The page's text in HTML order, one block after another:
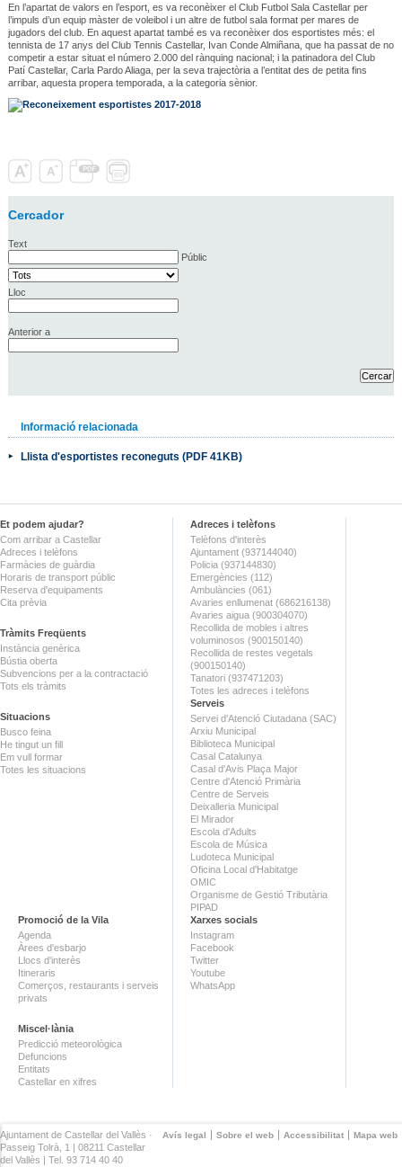
En l’apartat de valors en l’esport, es va reconèixer el Club Futbol Sala Castellar per
l’impuls d’un equip màster de voleibol i un altre de futbol sala format per mares de
jugadors del club. En aquest apartat també es va reconèixer dos esportistes més: el
tennista de 17 anys del Club Tennis Castellar, Ivan Conde Almiñana, que ha passat de no
competir a estar situat el número 2.000 del rànquing nacional; i la patinadora del Club
Patí Castellar, Carla Pardo Aliaga, per la seva trajectòria a l’entitat des de petita fins
arribar, aquesta propera temporada, a la categoria sènior.
Cercador
Text
Públic
Lloc
Anterior a
Informació relacionada
Llista d'esportistes reconeguts (PDF 41KB)
Et podem ajudar?
Com arribar a Castellar
Adreces i telèfons
Farmàcies de guàrdia
Horaris de transport públic
Reserva d'equipaments
Cita prèvia
Tràmits Freqüents
Instància genèrica
Bústia oberta
Subvencions per a la contractació
Tots els tràmits
Situacions
Busco feina
He tingut un fill
Em vull formar
Totes les situacions
Adreces i telèfons
Telèfons d'interès
Ajuntament (937144040)
Policia (937144830)
Emergències (112)
Ambulàncies (061)
Avaries enllumenat (686216138)
Avaries aigua (900304070)
Recollida de mobles i altres
voluminosos (900150140)
Recollida de restes vegetals
(900150140)
Tanatori (937471203)
Totes les adreces i telèfons
Serveis
Servei d'Atenció Ciutadana (SAC)
Arxiu Municipal
Biblioteca Municipal
Casal Catalunya
Casal d'Avis Plaça Major
Centre d'Atenció Primària
Centre de Serveis
Deixalleria Municipal
El Mirador
Escola d'Adults
Escola de Música
Ludoteca Municipal
Oficina Local d'Habitatge
OMIC
Organisme de Gestió Tributària
PIPAD
Promoció de la Vila
Agenda
Àrees d'esbarjo
Llocs d'interès
Itineraris
Comerços, restaurants i serveis
privats
Miscel·lània
Predicció meteorològica
Defuncions
Entitats
Castellar en xifres
Xarxes socials
Instagram
Facebook
Twitter
Youtube
WhatsApp
Avís legal Sobre el web Accessibilitat Mapa web
Ajuntament de Castellar del Vallès ·
Passeig Tolrà, 1 | 08211 Castellar
del Vallès | Tel. 93 714 40 40